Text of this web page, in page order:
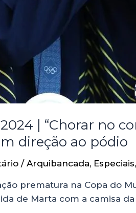
| “Chorar no
direção ao pódio
/ Arquibancada, Especiais,
prematura na Copa do
de Marta com a camisa